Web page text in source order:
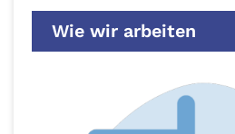
Wie wir arbeiten